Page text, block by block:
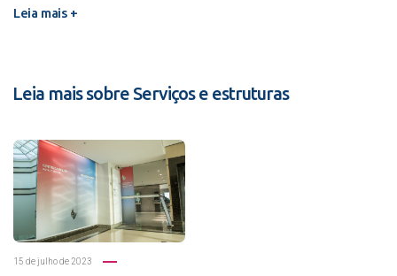
Leia mais +
Leia mais sobre Serviços e estruturas
15 de julho de 2023